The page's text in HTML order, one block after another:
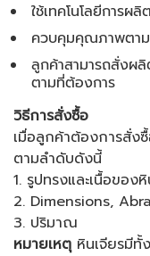
ใช้เทคโนโลยีการผ
ควบคุมคุณภาพตาม
ลูกค้าสามารถสั่งผ
ตามที่ต้องการ
วิธีการสั่งซื้อ
เมื่อลูกค้าต้องการสั่งซื้
ตามลำดับดังนี้
1. รูปทรงและเนื้อของ
2. Dimensions,
3. ปริมาณ
หมายเหตุหินเจียรมีทั้